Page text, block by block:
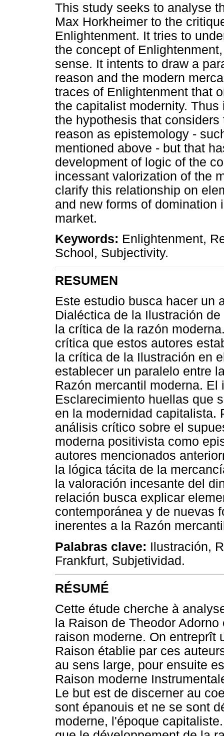
This study seeks to analyse
Max Horkheimer to the
Enlightenment. It tries to
the concept of
sense. It intents to draw a
reason and the modern
traces of Enlightenment that
the capitalist modernity.
the hypothesis that
reason as epistemology -
mentioned above - but that
development of logic of the
incessant valorization of the
clarify this relationship on
and new forms of domination
market.
Keywords: Enlightenment,
School, Subjectivity.
RESUMEN
Este estudio busca hacer un
Dialéctica de la Ilustración
la crítica de la razón
crítica que estos autores
la crítica de la Ilustración en
establecer un paralelo entre
Razón mercantil moderna.
Esclarecimiento huellas que
en la modernidad capitalista.
análisis crítico sobre el
moderna positivista como
autores mencionados
la lógica tácita de la
la valoración incesante del
relación busca explicar
contemporánea y de nuevas
inerentes a la Razón
Palabras clave: Ilustración,
Frankfurt, Subjetividad.
RÉSUMÉ
Cette étude cherche à
la Raison de Theodor
raison moderne. On entreprît
Raison établie par ces
au sens large, pour ensuite
Raison moderne
Le but est de discerner au
sont épanouis et ne se sont
moderne, l'époque